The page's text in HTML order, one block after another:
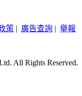
策 | 廣告查詢 | 舉報
All Rights Reserved.